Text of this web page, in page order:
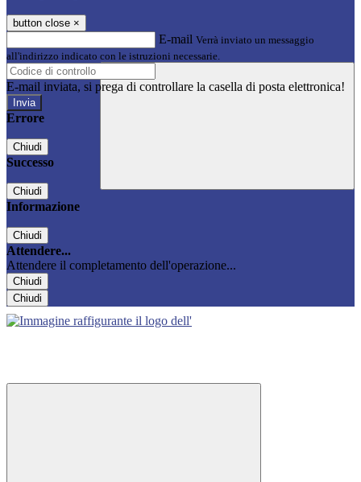
button close ×
E-mail Verrà inviato un messaggio
all'indirizzo indicato con le istruzioni necessarie.
E-mail inviata, si prega di controllare la casella di posta elettronica!
Errore
Chiudi
Successo
Chiudi
Informazione
Chiudi
Attendere...
Attendere il completamento dell'operazione...
Chiudi
Chiudi